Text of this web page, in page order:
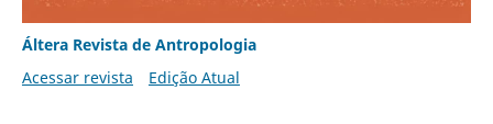
Áltera Revista de Antropologia
Acessar revista
Edição Atual